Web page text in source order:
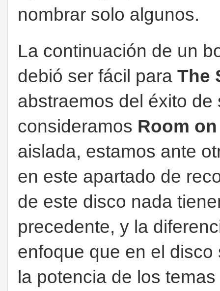
nombrar solo algunos.
La continuación de un
debió ser fácil para The
abstraemos del éxito
consideramos Room
aislada, estamos ante
en este apartado de
de este disco nada
precedente, y la
enfoque que en el
la potencia de los